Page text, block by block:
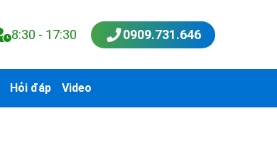
8:30 - 17:30 0909.731.646
Hỏi đáp Video